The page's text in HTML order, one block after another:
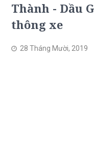
Thành - Dầu
thông xe
28 Tháng Mười, 2019